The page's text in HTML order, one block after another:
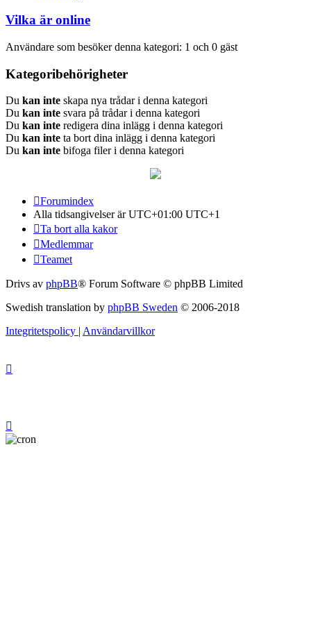
Vilka är online
Användare som besöker denna kategori: 1 och 0 gäst
Kategoribehörigheter
Du kan inte skapa nya trådar i denna kategori
Du kan inte svara på trådar i denna kategori
Du kan inte redigera dina inlägg i denna kategori
Du kan inte ta bort dina inlägg i denna kategori
Du kan inte bifoga filer i denna kategori
Forumindex
Alla tidsangivelser är UTC+01:00 UTC+1
Ta bort alla kakor
Medlemmar
Teamet
Drivs av phpBB® Forum Software © phpBB Limited
Swedish translation by phpBB Sweden © 2006-2018
Integritetspolicy Användarvillkor